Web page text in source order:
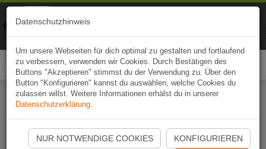
Naviki App jetzt öffnen
Datenschutzhinweis
Um unsere Webseiten für dich optimal zu gestalten und fortlaufend
zu verbessern, verwenden wir Cookies. Durch Bestätigen des
Buttons "Akzeptieren" stimmst du der Verwendung zu. Über den
Button "Konfigurieren" kannst du auswählen, welche Cookies du
zulassen willst. Weitere Informationen erhälst du in unserer
Datenschutzerklärung.
NUR NOTWENDIGE COOKIES KONFIGURIEREN
Naviki